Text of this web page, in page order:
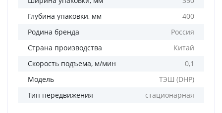
Глубина упаковки, мм
400
Родина бренда
Россия
Страна производства
Китай
Скорость подъема, м/мин
0,1
Модель
ТЭШ (DHP)
Тип передвижения
стационарная